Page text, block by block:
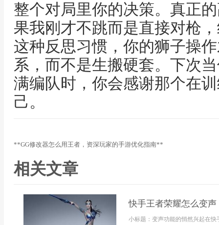
整个对局里你的决策。真正
果我刚才不跳而是直接对枪
这种反思习惯，你的狮子操
系，而不是生搬硬套。下次
满编队时，你会感谢那个在
己。
**GG修改器怎么用王者，资深玩家的手游优化指南**
相关文章
快手王者荣耀怎么变
小标题：变声功能的悄然兴起在